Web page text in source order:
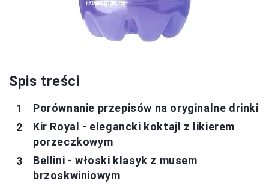
Spis treści
Porównanie przepisów na oryginalne drinki
Kir Royal - elegancki koktajl z likierem
porzeczkowym
Bellini - włoski klasyk z musem
brzoskwiniowym